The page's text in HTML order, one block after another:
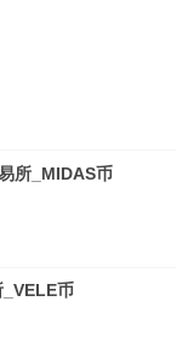
所_MIDAS币
币